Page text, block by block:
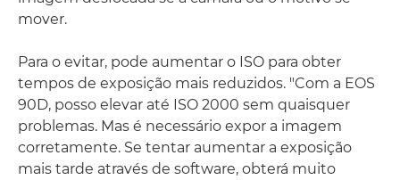
mover.
Para o evitar, pode aumentar o ISO para obter
tempos de exposição mais reduzidos. "Com a EOS
90D, posso elevar até ISO 2000 sem quaisquer
problemas. Mas é necessário expor a imagem
corretamente. Se tentar aumentar a exposição
mais tarde através de software, obterá muito